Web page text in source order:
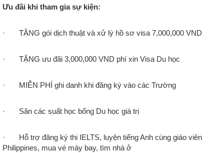
Ưu đãi khi tham gia sự kiện:
· TẶNG gói dịch thuật và xử lý hồ sơ visa 7,000,000 VND
· TẶNG ưu đãi 3,000,000 VND phí xin Visa Du học
· MIỄN PHÍ ghi danh khi đăng ký vào các Trường
· Săn các suất học bổng Du học giá trị
· Hỗ trợ đăng ký thi IELTS, luyện tiếng Anh cùng giáo viên
Philippines, mua vé máy bay, tìm nhà ở